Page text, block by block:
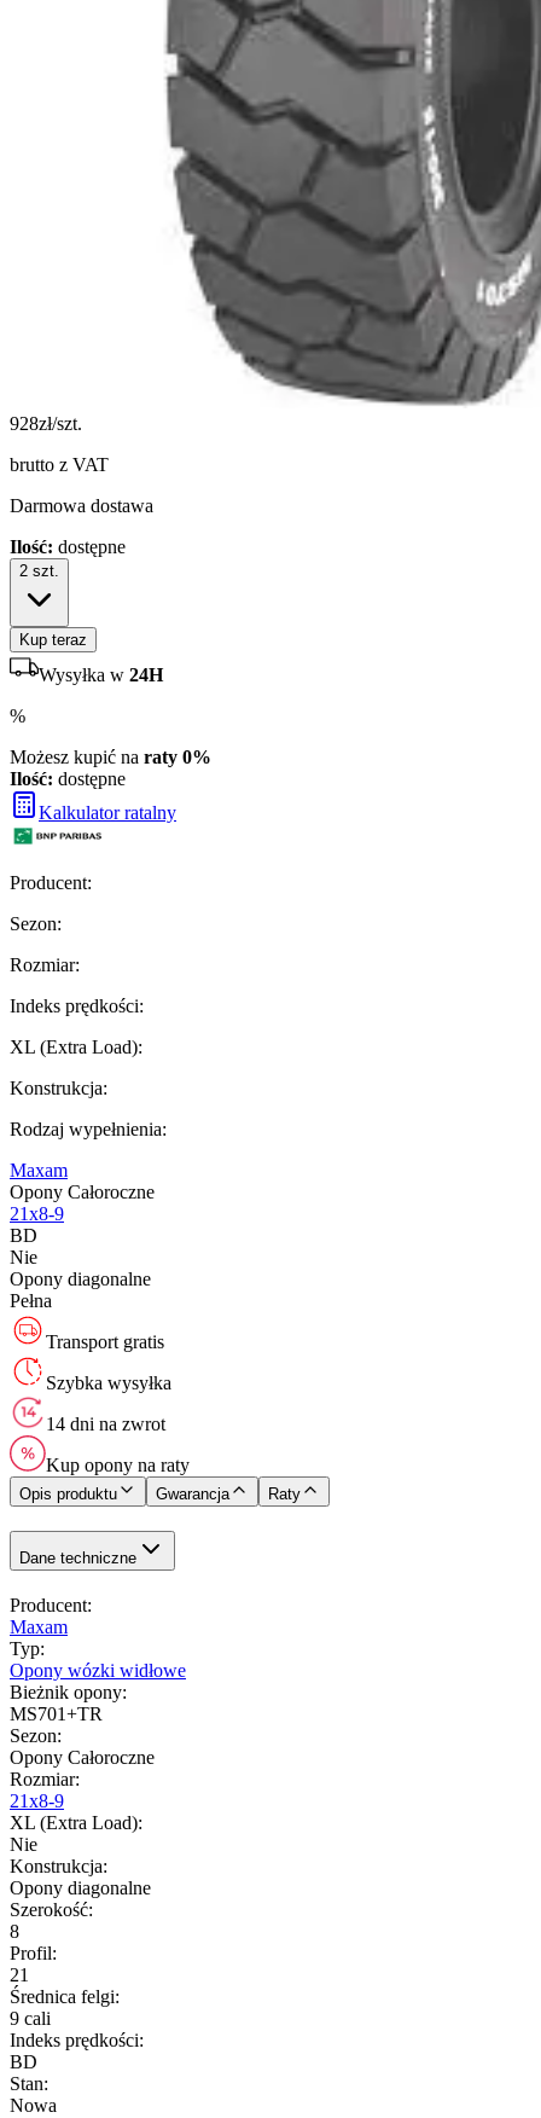
928zł/szt.
brutto z VAT
Darmowa dostawa
Ilość: dostępne
2 szt.
Kup teraz
Wysyłka w 24H
%
Możesz kupić na raty 0%
Ilość: dostępne
Kalkulator ratalny
Producent:
Sezon:
Rozmiar:
Indeks prędkości:
XL (Extra Load):
Konstrukcja:
Rodzaj wypełnienia:
Maxam
Opony Całoroczne
21x8-9
BD
Nie
Opony diagonalne
Pełna
Transport gratis
Szybka wysyłka
14 dni na zwrot
Kup opony na raty
Opis produktu Gwarancja Raty
Dane techniczne
Producent:
Maxam
Typ:
Opony wózki widłowe
Bieżnik opony:
MS701+TR
Sezon:
Opony Całoroczne
Rozmiar:
21x8-9
XL (Extra Load):
Nie
Konstrukcja:
Opony diagonalne
Szerokość:
8
Profil:
21
Średnica felgi:
9 cali
Indeks prędkości:
BD
Stan:
Nowa